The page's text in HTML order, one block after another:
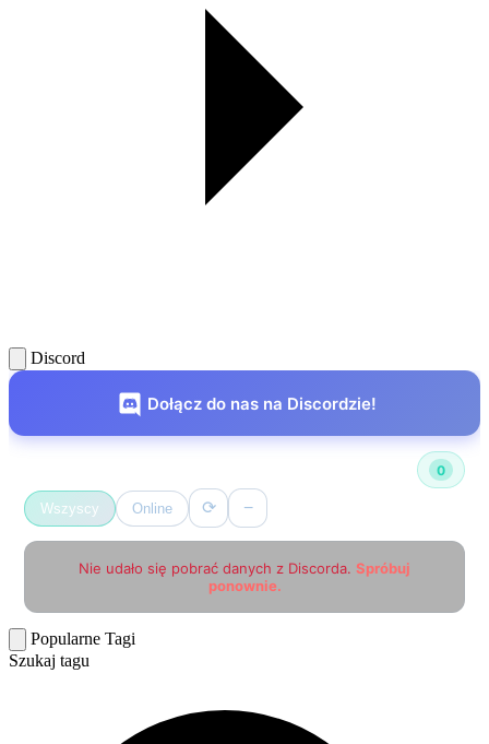
Discord
Dołącz do nas na Discordzie!
0
Wszyscy Online ⟳ −
Nie udało się pobrać danych z Discorda. Spróbuj
ponownie.
Popularne Tagi
Szukaj tagu